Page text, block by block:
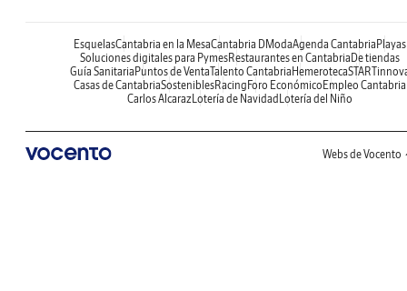
EsquelasCantabria en la MesaCantabria DModaAgenda CantabriaPlayas
Soluciones digitales para PymesRestaurantes en CantabriaDe tiendas
Guía SanitariaPuntos de VentaTalento CantabriaHemeroteca
Casas de CantabriaSosteniblesRacingForo EconómicoEmpleo Cantabria
Carlos AlcarazLotería de NavidadLotería del Niño
Webs de Vocento